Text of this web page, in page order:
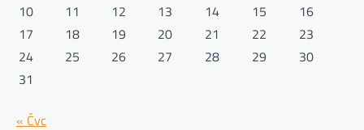
10
11 12 13 14 15
16
17
18 19 20 21 22
23
24
25 26 27 28 29
30
31
« Čvc